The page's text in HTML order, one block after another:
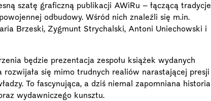
szatę graficzną publikacji AWiRu – łączącą tradycje
odbudowy. Wśród nich znaleźli się m.in.
Brzeski, Zygmunt Strychalski, Antoni Uniechowski i
będzie prezentacja zespołu książek wydanych
rozwijała się mimo trudnych realiów narastającej presji
To fascynująca, a dziś niemal zapomniana historia
wydawniczego kunsztu.